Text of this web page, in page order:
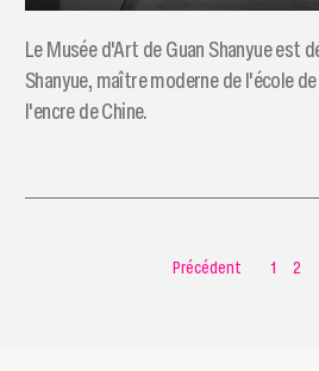
Le Musée d'Art de Guan Shanyue est
Shanyue, maître moderne de l'école
l'encre de Chine.
Précédent 1 2